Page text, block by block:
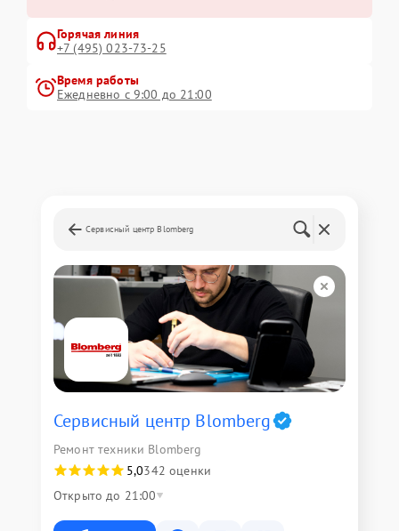
Горячая линия
+7 (495) 023-73-25
Время работы
Ежедневно с 9:00 до 21:00
Сервисный центр Blomberg
Сервисный центр Blomberg
Ремонт техники Blomberg
5,0342 оценки
Открыто до 21:00